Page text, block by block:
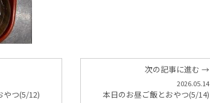
やつ(5/12)
次の記事に進む →
2026.05.14
本日のお昼ご飯とおやつ(5/14)